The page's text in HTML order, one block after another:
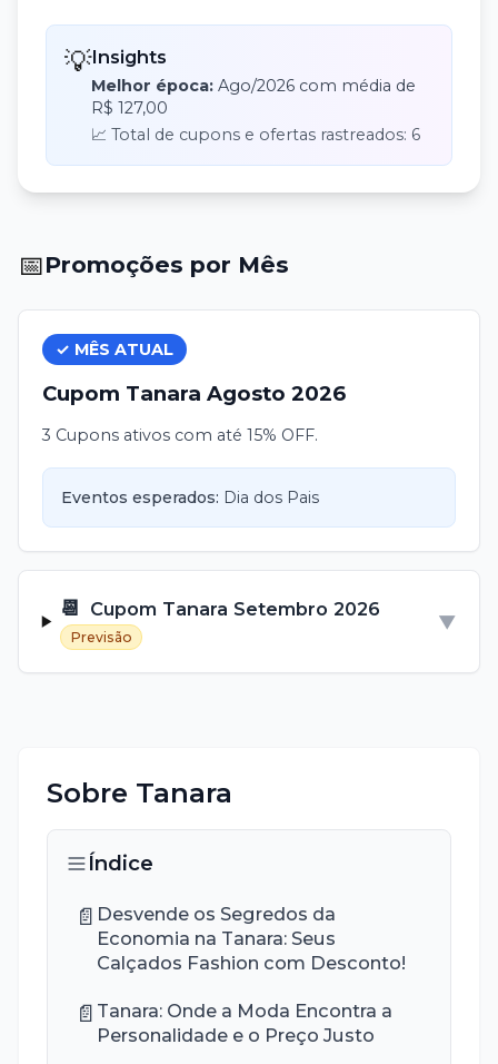
💡Insights
Melhor época: Ago/2026 com média de
R$ 127,00
📈 Total de cupons e ofertas rastreados: 6
📅Promoções por Mês
✓ MÊS ATUAL
Cupom Tanara Agosto 2026
3 Cupons ativos com até 15% OFF.
Eventos esperados: Dia dos Pais
📆 Cupom Tanara Setembro 2026
Previsão
▼
Sobre Tanara
Índice
📄 Desvende os Segredos da
Economia na Tanara: Seus
Calçados Fashion com Desconto!
📄 Tanara: Onde a Moda Encontra a
Personalidade e o Preço Justo